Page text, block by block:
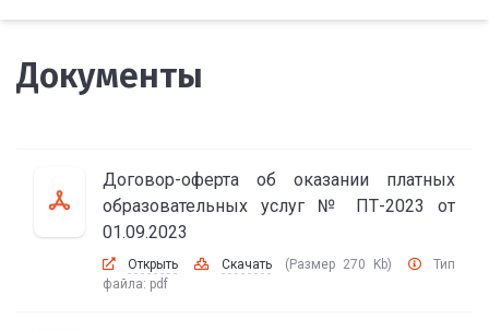
Документы
Договор-оферта об оказании платных
образовательных услуг № ПТ-2023 от
01.09.2023
Открыть Скачать (Размер 270 Kb)
Тип
файла: pdf